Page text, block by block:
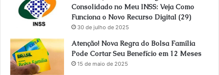
Consolidado no Meu INSS: Veja Como
Funciona o Novo Recurso Digital (29)
30 de julho de 2025
Atenção! Nova Regra do Bolsa Família
Pode Cortar Seu Benefício em 12 Meses
15 de maio de 2025